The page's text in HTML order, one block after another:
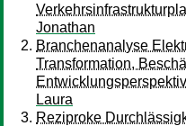
Jonathan
Branchenanalyse
Transformation,
Laura
Reziproke